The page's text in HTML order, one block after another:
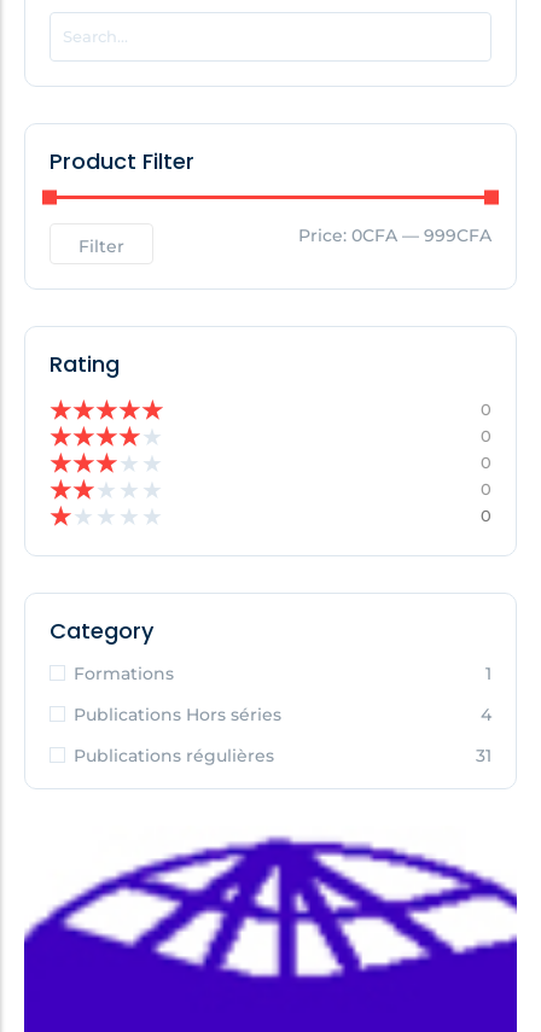
POPULAR THIS WEEK
No Posts Found!
No Posts Found!
Product Filter
Filter Price: 0CFA — 999CFA
Rating
★★★★★ 0
★★★★★ 0
★★★★ ★ 0
★★★ ★ ★ 0
★★ ★ ★ ★ 0
Category
Formations
1
Publications Hors séries
4
Publications régulières
31